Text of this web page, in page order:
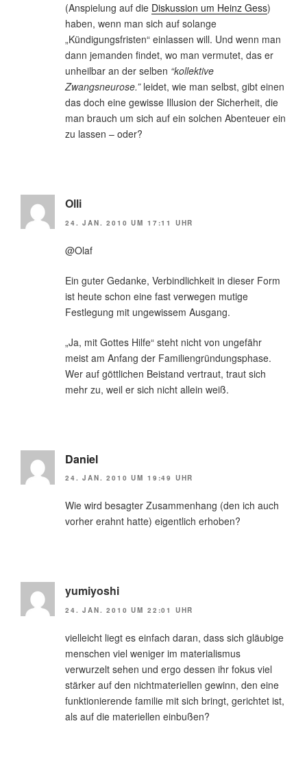
(Anspielung auf die Diskussion um Heinz Gess)
haben, wenn man sich auf solange
„Kündigungsfristen“ einlassen will. Und wenn man
dann jemanden findet, wo man vermutet, das er
unheilbar an der selben “kollektive
Zwangsneurose.”leidet, wie man selbst, gibt einen
das doch eine gewisse Illusion der Sicherheit, die
man brauch um sich auf ein solchen Abenteuer ein
zu lassen – oder?
Olli
24. JAN. 2010 UM 17:11 UHR
@Olaf
Ein guter Gedanke, Verbindlichkeit in dieser Form
ist heute schon eine fast verwegen mutige
Festlegung mit ungewissem Ausgang.
„Ja, mit Gottes Hilfe“ steht nicht von ungefähr
meist am Anfang der Familiengründungsphase.
Wer auf göttlichen Beistand vertraut, traut sich
mehr zu, weil er sich nicht allein weiß.
Daniel
24. JAN. 2010 UM 19:49 UHR
Wie wird besagter Zusammenhang (den ich auch
vorher erahnt hatte) eigentlich erhoben?
yumiyoshi
24. JAN. 2010 UM 22:01 UHR
vielleicht liegt es einfach daran, dass sich gläubige
menschen viel weniger im materialismus
verwurzelt sehen und ergo dessen ihr fokus viel
stärker auf den nichtmateriellen gewinn, den eine
funktionierende familie mit sich bringt, gerichtet ist,
als auf die materiellen einbußen?